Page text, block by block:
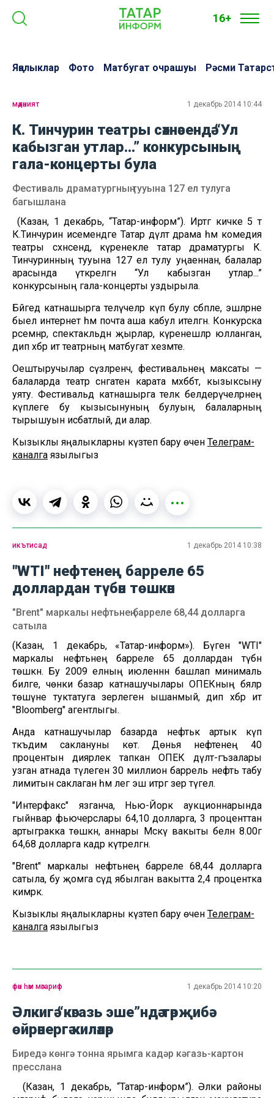
16+
Яңалыклар Фото Матбугат очрашуы Рәсми
мәдәният 1 декабрь 2014 10:44
К. Тинчурин театры сәхнәсендә “Ул
кабызган утлар...” конкурсының
гала-концерты була
Фестиваль драматургның тууына 127 ел тулуга
багышлана
(Казан, 1 декабрь, “Татар-информ”). Иртәгә кичке 5 тә
К.Тинчурин исемендәге Татар дәүләт драма һәм комедия
театры сәхнәсендә, күренекле татар драматургы К.
Тинчуринның тууына 127 ел тулу уңаеннан, балалар
арасында үткәрелгән “Ул кабызган утлар...”
конкурсының гала-концерты уздырыла.
Бәйгедә катнашырга теләүчеләр күп булу сәбәпле, эшләрне
быел интернет һәм почта аша кабул ителгән. Конкурска
рәсемнәр, спектакльдән җырлар, күренешләр юлланган,
дип хәбәр итә театрның матбугат хезмәте.
Оештыручылар сүзләренчә, фестивальнең максаты —
балаларда театр сәнгатенә карата мәхәббәт, кызыксыну
уяту. Фестивальдә катнашырга теләк белдерүчеләрнең
күплеге бу кызысынуның булуын, балаларның
тырышуын исбатлый, ди алар.
Кызыклы яңалыкларны күзәтеп бару өчен Телеграм-
каналга язылыгыз
икътисад 1 декабрь 2014 10:38
"WTI" нефтенең барреле 65
доллардан түбән төшкән
"Brent" маркалы нефтьнең барреле 68,44 долларга
сатыла
(Казан, 1 декабрь, «Татар-информ»). Бүген "WTI"
маркалы нефтьнең барреле 65 доллардан түбән
төшкән. Бу 2009 елның июленнән башлап минималь
билге, чөнки базар катнашучылары ОПЕКның бәяләр
төшүне туктатуга әзерлегенә ышанмый, дип хәбәр итә
"Bloomberg" агентлыгы.
Анда катнашучылар базарда нефтькә артык күп
тәкъдим саклануны көтә. Дөнья нефтенең 40
процентын диярлек тапкан ОПЕК дәүләт-әгъзалары
узган атнада тәүлегенә 30 миллион баррель нефть табу
лимитын саклаган һәм әлегә эш итәргә әзер түгел.
"Интерфакс" язганча, Нью-Йорк аукционнарында
гыйнвар фьючерслары 64,10 долларга, 3 проценттан
артыгракка төшкән, аннары Мәскәү вакыты белән 8.00гә
64,68 долларга кадәр күтәрелгән.
"Brent" маркалы нефтьнең барреле 68,44 долларга
сатыла, бу җомга сәүдә ябылган вакытта 2,4 процентка
кимрәк.
Кызыклы яңалыкларны күзәтеп бару өчен Телеграм-
каналга язылыгыз
фән һәм мәгариф 1 декабрь 2014 10:20
Әлкигә “кәгазь эше”ндә тәрҗибә
өйрәнергә киләләр
Биредә көнгә тонна ярымга кадәр кәгазь-картон
пресслана
(Казан, 1 декабрь, “Татар-информ”). Әлки районы